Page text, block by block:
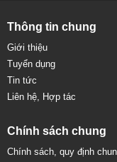
Thông tin chung
Giới thiệu
Tuyển dụng
Tin tức
Liên hệ, Hợp tác
Chính sách chung
Chính sách, quy định